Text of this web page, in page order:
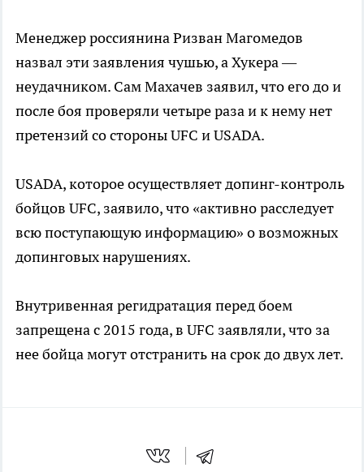
Менеджер россиянина Ризван Магомедов
назвал эти заявления чушью, а Хукера —
неудачником. Сам Махачев заявил, что его до и
после боя проверяли четыре раза и к нему нет
претензий со стороны UFC и USADA.
USADA, которое осуществляет допинг-контроль
бойцов UFC, заявило, что «активно расследует
всю поступающую информацию» о возможных
допинговых нарушениях.
Внутривенная регидратация перед боем
запрещена с 2015 года, в UFC заявляли, что за
нее бойца могут отстранить на срок до двух лет.